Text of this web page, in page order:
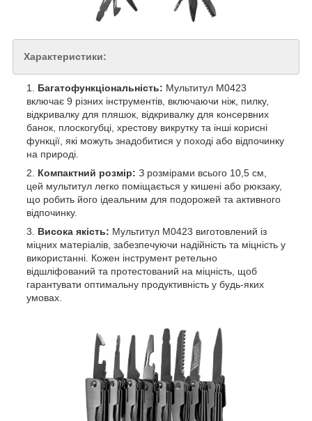
Характеристики:
Багатофункціональність: Мультитул М0423
включає 9 різних інструментів, включаючи ніж, пилку,
відкривалку для пляшок, відкривалку для консервних
банок, плоскогубці, хрестову викрутку та інші корисні
функції, які можуть знадобитися у поході або відпочинку
на природі.
Компактний розмір: З розмірами всього 10,5 см,
цей мультитул легко поміщається у кишені або рюкзаку,
що робить його ідеальним для подорожей та активного
відпочинку.
Висока якість: Мультитул М0423 виготовлений із
міцних матеріалів, забезпечуючи надійність та міцність у
використанні. Кожен інструмент ретельно
відшліфований та протестований на міцність, щоб
гарантувати оптимальну продуктивність у будь-яких
умовах.